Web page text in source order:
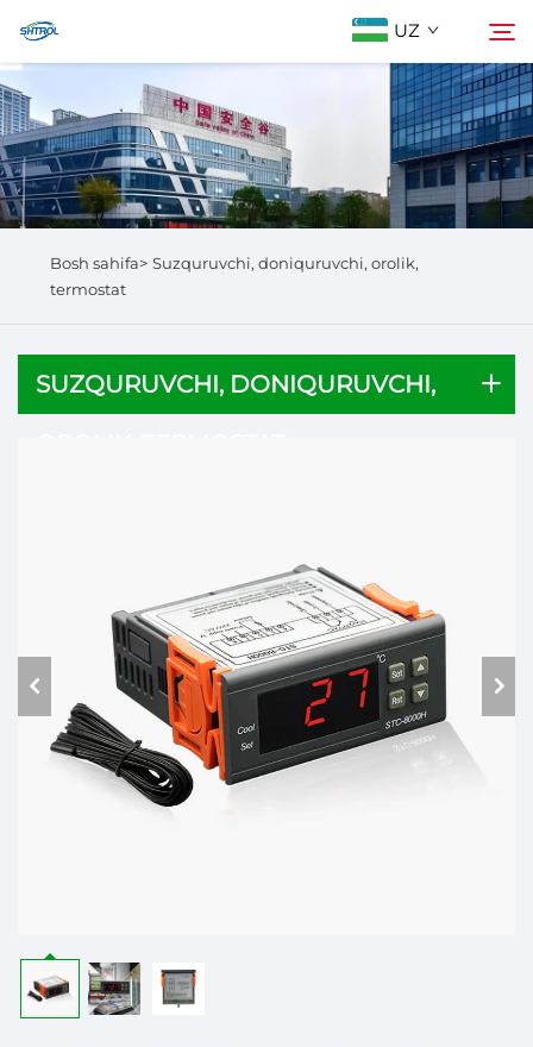
UZ
Biz Haqidida
Mahsulotlar
Biz bilan bog'lanish
Qidirish
Bosh sahifa> Suzquruvchi, doniquruvchi, orolik,
termostat
SUZQURUVCHI, DONIQURUVCHI,